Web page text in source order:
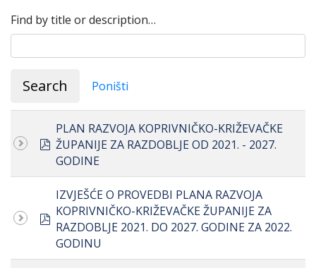
Find by title or description…
Search Poništi
pdf
PLAN RAZVOJA KOPRIVNIČKO-KRIŽEVAČKE
ŽUPANIJE ZA RAZDOBLJE OD 2021. - 2027.
GODINE
pdf
IZVJEŠĆE O PROVEDBI PLANA RAZVOJA
KOPRIVNIČKO-KRIŽEVAČKE ŽUPANIJE ZA
RAZDOBLJE 2021. DO 2027. GODINE ZA 2022.
GODINU